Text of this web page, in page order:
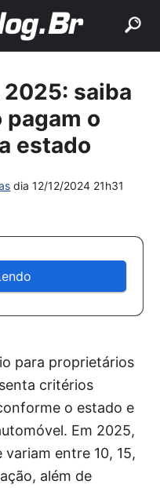
2025: saiba
pagam o
estado
dia12/12/2024 21h31
para proprietários
critérios
o estado e
Em 2025,
entre 10, 15,
além de